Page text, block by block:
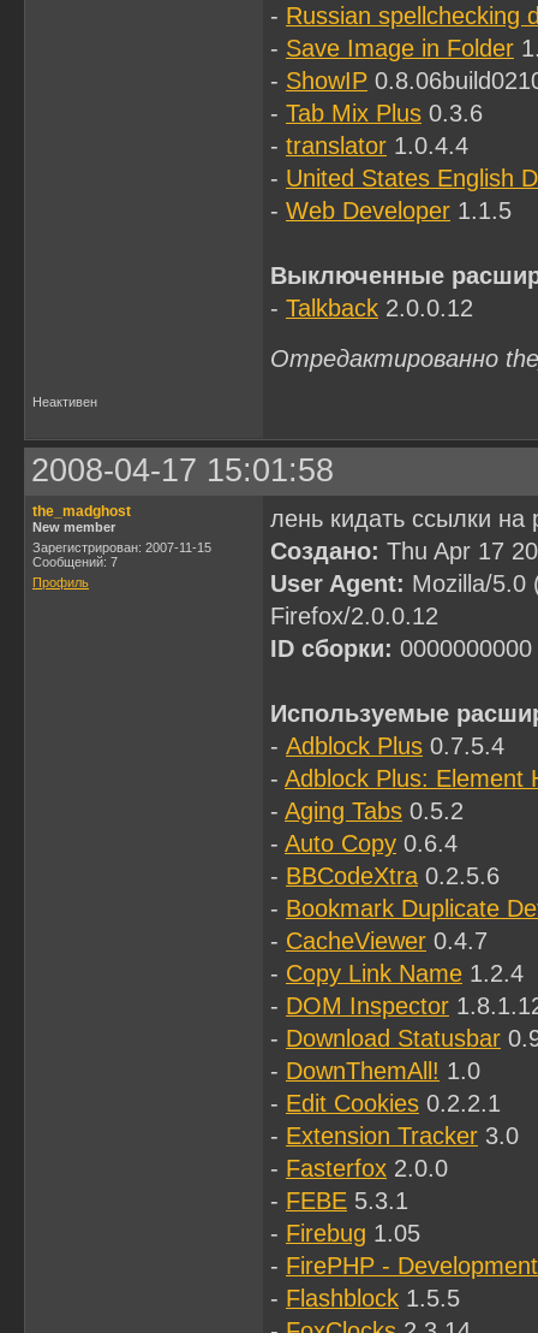
- Russian spellchecking
- Save Image in Folder
- ShowIP
- Tab Mix Plus 0.3.6
- translator 1.0.4.4
- United States English
- Web Developer 1.1.5
Выключенные
- Talkback 2.0.0.12
Отредактированно
Неактивен
2008-04-17 15:01:58
the_madghost
New member
Зарегистрирован: 2007-11-15
Сообщений: 7
Профиль
лень кидать ссылки
Создано: Thu Apr 17
User Agent: Mozilla/5.0
Firefox/2.0.0.12
ID сборки: 0000000000
Используемые
- Adblock Plus 0.7.5.4
- Adblock Plus: Element
- Aging Tabs 0.5.2
- Auto Copy 0.6.4
- BBCodeXtra 0.2.5.6
- Bookmark Duplicate
- CacheViewer 0.4.7
- Copy Link Name 1.2.4
- DOM Inspector
- Download Statusbar
- DownThemAll! 1.0
- Edit Cookies 0.2.2.1
- Extension Tracker 3.0
- Fasterfox 2.0.0
- FEBE 5.3.1
- Firebug 1.05
- FirePHP - Development
- Flashblock 1.5.5